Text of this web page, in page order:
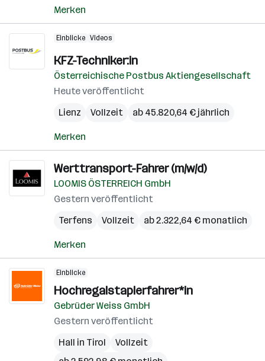
Merken
Einblicke Videos
KFZ-Techniker:in
Österreichische Postbus Aktiengesellschaft
Heute veröffentlicht
Lienz
Vollzeit ab 45.820,64 € jährlich
Merken
Werttransport-Fahrer (m/w/d)
LOOMIS ÖSTERREICH GmbH
Gestern veröffentlicht
Terfens
Vollzeit ab 2.322,64 € monatlich
Merken
Einblicke
Hochregalstaplerfahrer*in
Gebrüder Weiss GmbH
Gestern veröffentlicht
Hall in Tirol
Vollzeit